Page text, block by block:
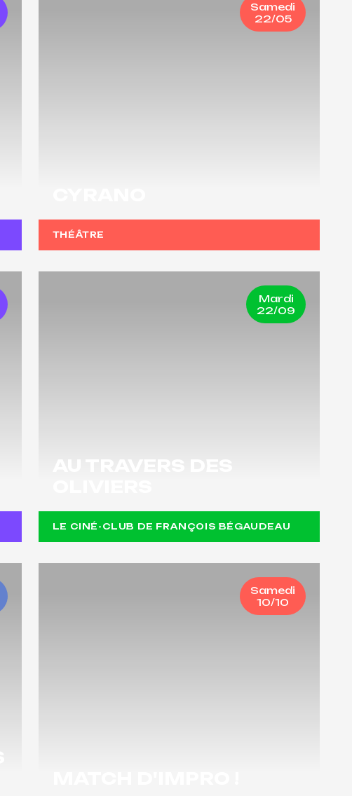
Samedi
22/05
THÉÂTRE
Mardi
22/09
LE CINÉ-CLUB DE FRANÇOIS BÉGAUDEAU
Samedi
10/10